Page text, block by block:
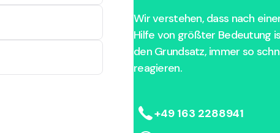
Wir verstehen, dass nach
Hilfe von größter Bedeutung
den Grundsatz, immer so
reagieren.
+49 163 2288941